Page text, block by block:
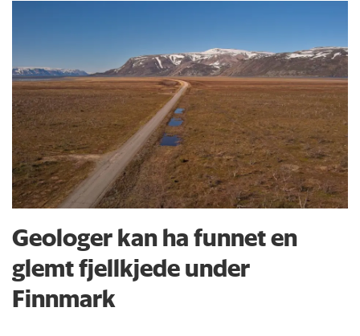
Geologer kan ha funnet en
glemt fjellkjede under
Finnmark